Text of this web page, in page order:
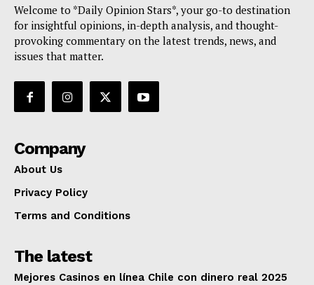
Welcome to *Daily Opinion Stars*, your go-to destination
for insightful opinions, in-depth analysis, and thought-
provoking commentary on the latest trends, news, and
issues that matter.
Company
About Us
Privacy Policy
Terms and Conditions
The latest
Mejores Casinos en línea Chile con dinero real 2025